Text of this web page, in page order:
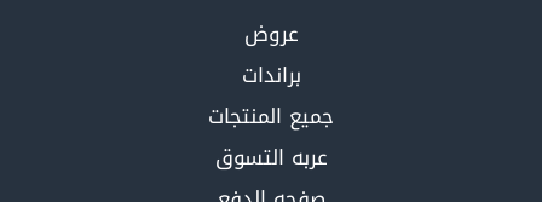
عروض
براندات
جميع المنتجات
عربه التسوق